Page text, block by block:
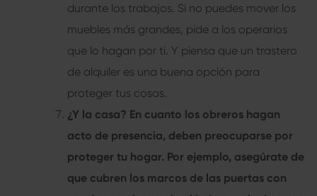
durante los trabajos. Si no puedes mover los
muebles más grandes, pide a los operarios
que lo hagan por ti. Y piensa que un trastero
de alquiler es una buena opción para
proteger tus cosas.
¿Y la casa? En cuanto los obreros hagan
acto de presencia, deben preocuparse por
proteger tu hogar. Por ejemplo, asegúrate de
que cubren los marcos de las puertas con